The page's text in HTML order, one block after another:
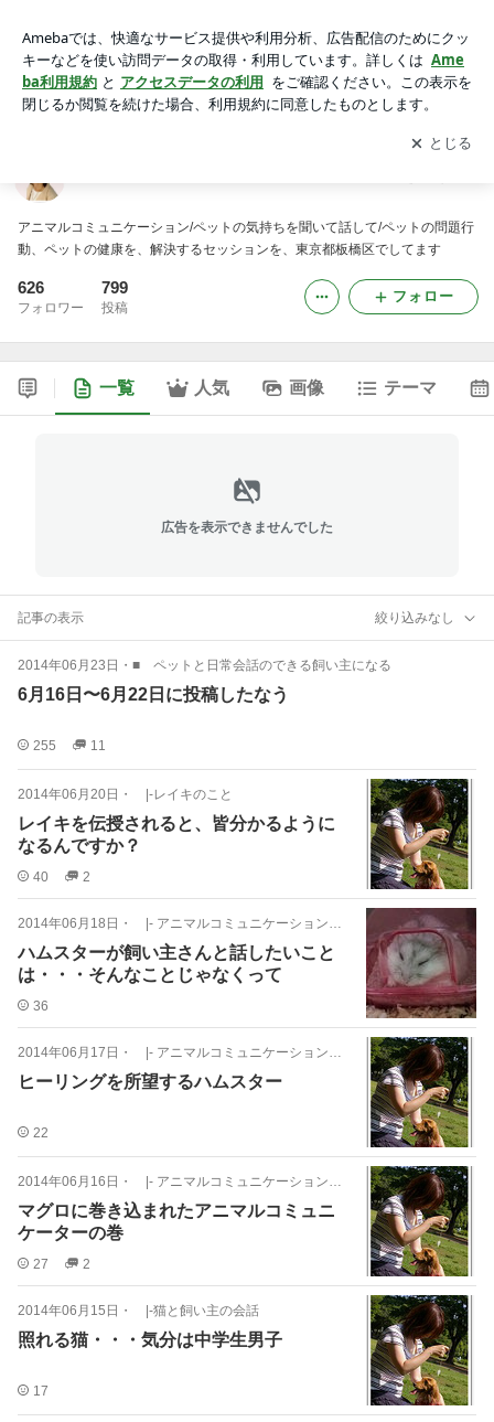
アプリをダウンロードして ブログの更新通知
を受け取りまし
ょう。
開く
アニマルコミュニケーション/ペットの気持ちを聞いて話して/ペットの問題行
動、ペットの健康を、解決するセッションを、東京都板橋区でしてます
626
フォロワー
799
投稿
フォロー
一覧 人気 画像 テーマ
広告を表示できませんでした
記事の表示 絞り込みなし
2014年06月23日 ・ ■ ペットと日常会話のできる飼い主になる
6月16日〜6月22日に投稿したなう
255 11
2014年06月20日 ・ |-レイキのこと
レイキを伝授されると、皆分かるように
なるんですか？
40 2
2014年06月18日 ・ |- アニマルコミュニケーション－事例
ハムスターが飼い主さんと話したいこと
は・・・そんなことじゃなくって
36
2014年06月17日 ・ |- アニマルコミュニケーション－事例
ヒーリングを所望するハムスター
22
2014年06月16日 ・ |- アニマルコミュニケーション－事例
マグロに巻き込まれたアニマルコミュニ
ケーターの巻
27 2
2014年06月15日 ・ |-猫と飼い主の会話
照れる猫・・・気分は中学生男子
17